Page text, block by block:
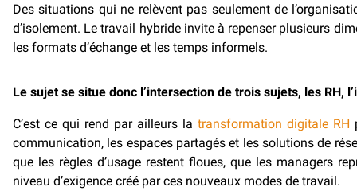
Des situations qui ne relèvent pas seulement de
d’isolement. Le travail hybride invite à repenser plusieurs
les formats d’échange et les temps informels.
Le sujet se situe donc l’intersection de trois sujets, les RH,
C’est ce qui rend par ailleurs la transformation digitale RH
communication, les espaces partagés et les solutions de
que les règles d’usage restent floues, que les managers
niveau d’exigence créé par ces nouveaux modes de travail.